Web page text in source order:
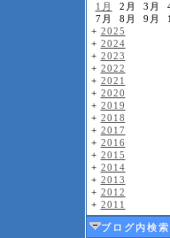
1月
2月 3月
7月
8月 9月
+ 2025
+ 2024
+ 2023
+ 2022
+ 2021
+ 2020
+ 2019
+ 2018
+ 2017
+ 2016
+ 2015
+ 2014
+ 2013
+ 2012
+ 2011
ブログ内検索